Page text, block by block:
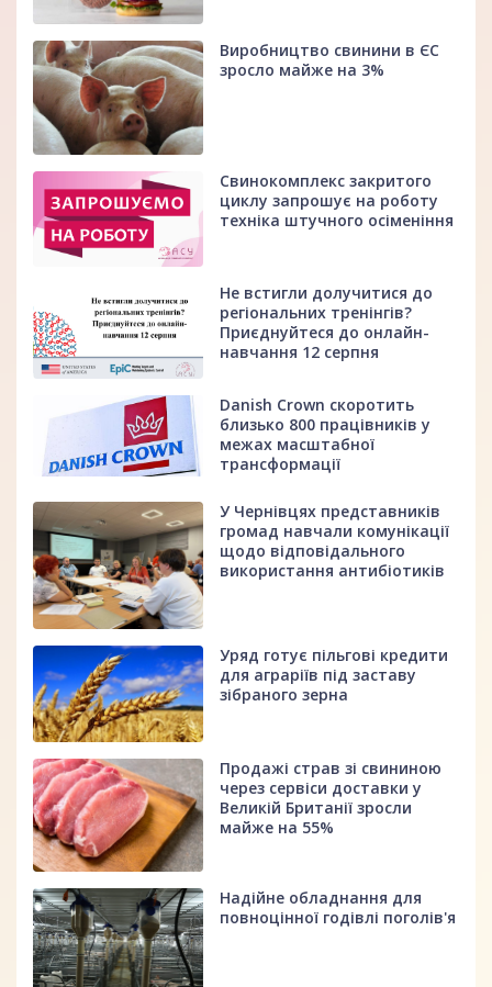
Виробництво свинини в ЄС
зросло майже на 3%
Свинокомплекс закритого
циклу запрошує на роботу
техніка штучного осіменіння
Не встигли долучитися до
регіональних тренінгів?
Приєднуйтеся до онлайн-
навчання 12 серпня
Danish Crown скоротить
близько 800 працівників у
межах масштабної
трансформації
У Чернівцях представників
громад навчали комунікації
щодо відповідального
використання антибіотиків
Уряд готує пільгові кредити
для аграріїв під заставу
зібраного зерна
Продажі страв зі свининою
через сервіси доставки у
Великій Британії зросли
майже на 55%
Надійне обладнання для
повноцінної годівлі поголів'я